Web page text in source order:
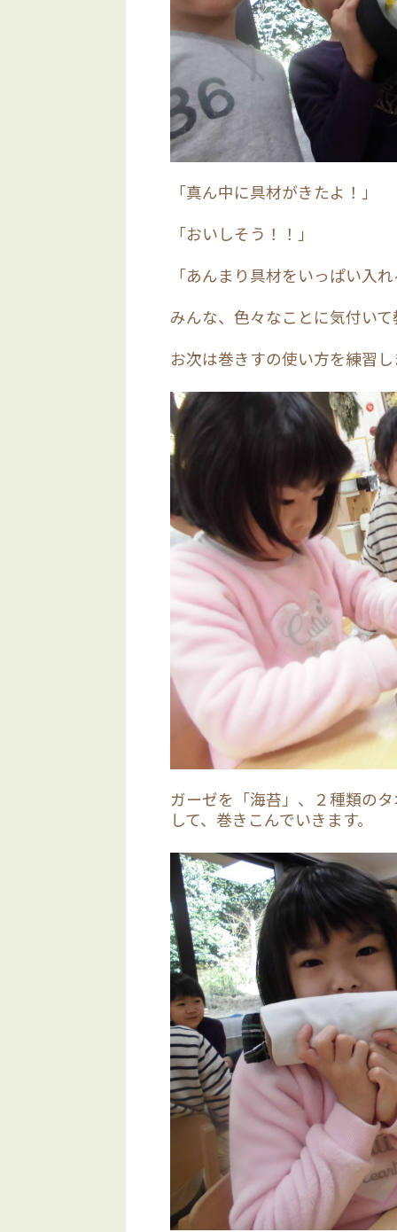
「真ん中に具材がきたよ！」
「おいしそう！！」
「あんまり具材をいっぱい入
みんな、色々なことに気付い
お次は巻きすの使い方を練習し
ガーゼを「海苔」、２種類の
して、巻きこんでいきます。